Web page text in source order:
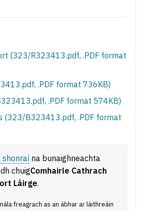
(323/R323413.pdf, .PDF format
.PDF format 736KB)
.PDF format 574KB)
(323/B323413.pdf, .PDF format
shonraí na bunaighneachta
chuigComhairle Cathrach
Láirge.
freagrach as an ábhar ar láithreáin